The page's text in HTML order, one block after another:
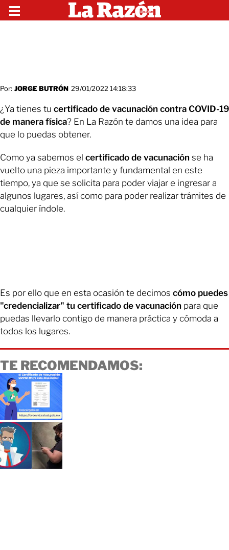
Por: JORGE BUTRÓN 29/01/2022 14:18:33
¿Ya tienes tu certificado de vacunación contra COVID-19
de manera física? En La Razón te damos una idea para
que lo puedas obtener.
Como ya sabemos el certificado de vacunación se ha
vuelto una pieza importante y fundamental en este
tiempo, ya que se solicita para poder viajar e ingresar a
algunos lugares, así como para poder realizar trámites de
cualquier índole.
Es por ello que en esta ocasión te decimos cómo puedes
"credencializar" tu certificado de vacunación para que
puedas llevarlo contigo de manera práctica y cómoda a
todos los lugares.
TE RECOMENDAMOS: